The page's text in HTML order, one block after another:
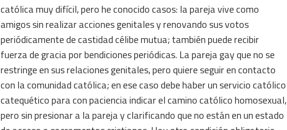
católica muy difícil, pero he conocido casos: la pareja vive como
amigos sin realizar acciones genitales y renovando sus votos
periódicamente de castidad célibe mutua; también puede recibir
fuerza de gracia por bendiciones periódicas. La pareja gay que no se
restringe en sus relaciones genitales, pero quiere seguir en contacto
con la comunidad católica; en ese caso debe haber un servicio católico
catequético para con paciencia indicar el camino católico homosexual,
pero sin presionar a la pareja y clarificando que no están en un estado